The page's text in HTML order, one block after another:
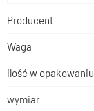
Producent
Waga
ilość w opakowaniu
wymiar